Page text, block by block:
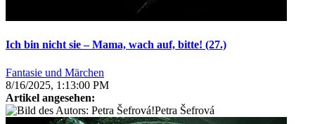
Ich bin nicht sie – Mama, wach auf, bitte! (27.)
Fantasie und Märchen
8/16/2025, 1:13:00 PM
Artikel angesehen:
Petra Šefrová